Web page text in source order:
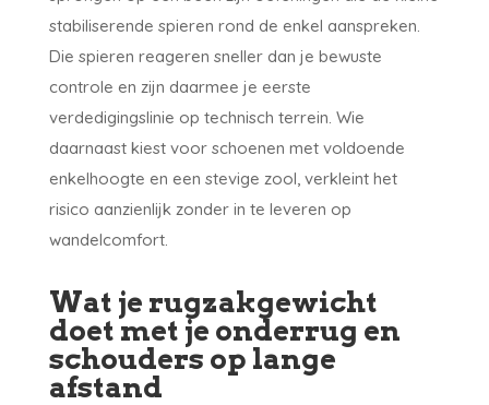
stabiliserende spieren rond de enkel aanspreken.
Die spieren reageren sneller dan je bewuste
controle en zijn daarmee je eerste
verdedigingslinie op technisch terrein. Wie
daarnaast kiest voor schoenen met voldoende
enkelhoogte en een stevige zool, verkleint het
risico aanzienlijk zonder in te leveren op
wandelcomfort.
Wat je rugzakgewicht
doet met je onderrug en
schouders op lange
afstand